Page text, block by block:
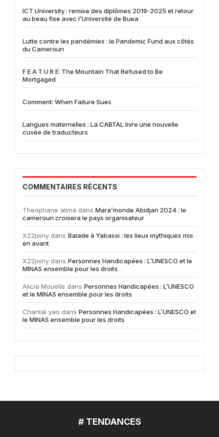
ICT University : remise des diplômes 2019-2025 et retour
au beau fixe avec l’Université de Buea
Lutte contre les pandémies : le Pandemic Fund aux côtés
du Cameroun
F E A T U R E: The Mountain That Refused to Be
Mortgaged
Comment: When Failure Sues
Langues maternelles : La CABTAL livre une nouvelle
cuvée de traducteurs
COMMENTAIRES RÉCENTS
Theophane alima dans Mara’monde Abidjan 2024 : le
cameroun croisera le pays organisateur
X22joiny dans Balade à Yabassi : les lieux mythiques mis
en avant
X22joiny dans Personnes Handicapées : L’UNESCO et le
MINAS ensemble pour les droits
Alicia Mouelle dans Personnes Handicapées : L’UNESCO
et le MINAS ensemble pour les droits
Chantal yao dans Personnes Handicapées : L’UNESCO et
le MINAS ensemble pour les droits
# TENDANCES